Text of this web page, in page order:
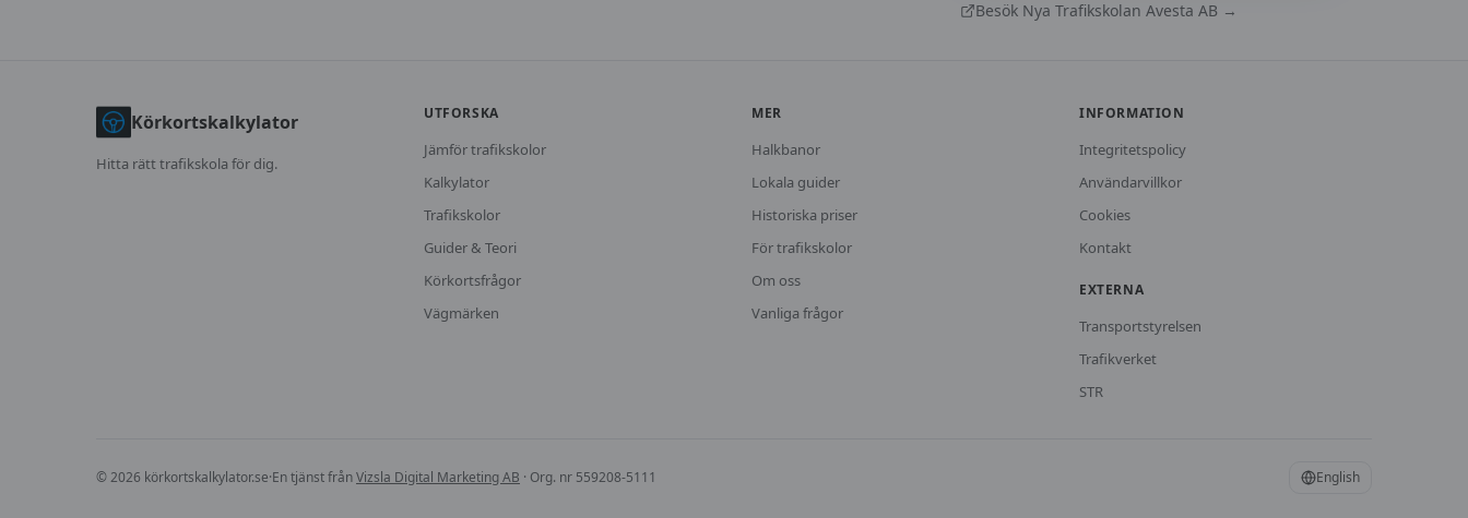
Besök Nya Trafikskolan Avesta AB →
Körkortskalkylator
Hitta rätt trafikskola för dig.
UTFORSKA
Jämför trafikskolor
Kalkylator
Trafikskolor
Guider & Teori
Körkortsfrågor
Vägmärken
MER
Halkbanor
Lokala guider
Historiska priser
För trafikskolor
Om oss
Vanliga frågor
INFORMATION
Integritetspolicy
Användarvillkor
Cookies
Kontakt
EXTERNA
Transportstyrelsen
Trafikverket
STR
©2026 körkortskalkylator.se·En tjänst frånVizsla Digital Marketing AB · Org. nr 559208-5111 English